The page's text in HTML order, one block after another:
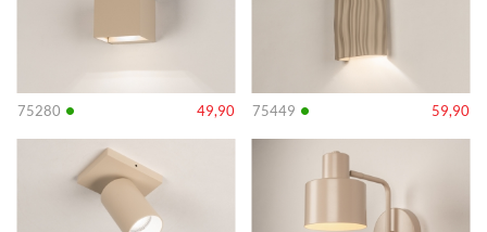
75280 • 49,90 75449 • 59,90
Info Info